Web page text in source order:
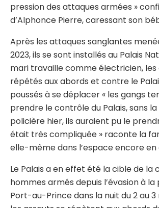
pression des attaques armées »
d’Alphonce Pierre, caressant son
Après les attaques sanglantes
2023, ils se sont installés au Palais
mari travaille comme électricien,
répétés aux abords et contre le
poussés à se déplacer « les gangs
prendre le contrôle du Palais, sans
policière hier, ils auraient pu le
était très compliquée » raconte la
elle-même dans l’espace encore
Le Palais a en effet été la cible de la
hommes armés depuis l’évasion à la
Port-au-Prince dans la nuit du 2 au 3